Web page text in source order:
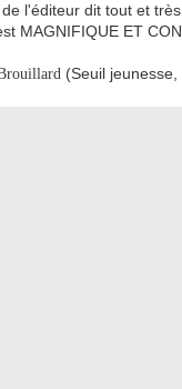
l'éditeur dit tout et très
MAGNIFIQUE ET
(Seuil jeunesse,